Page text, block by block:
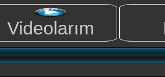
Videolarım